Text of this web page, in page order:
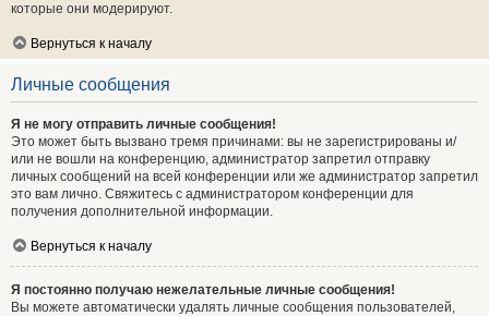
которые они модерируют.
Вернуться к началу
Личные сообщения
Я не могу отправить личные сообщения!
Это может быть вызвано тремя причинами: вы не зарегистрированы и/
или не вошли на конференцию, администратор запретил отправку
личных сообщений на всей конференции или же администратор запретил
это вам лично. Свяжитесь с администратором конференции для
получения дополнительной информации.
Вернуться к началу
Я постоянно получаю нежелательные личные сообщения!
Вы можете автоматически удалять личные сообщения пользователей,